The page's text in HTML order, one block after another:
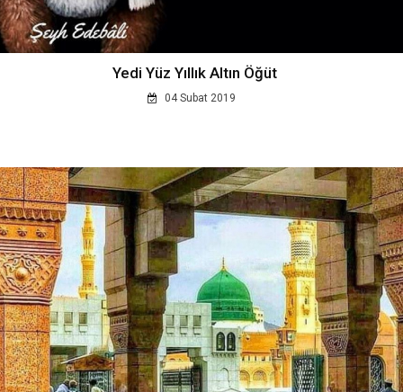
Yedi Yüz Yıllık Altın Öğüt
04 Subat 2019